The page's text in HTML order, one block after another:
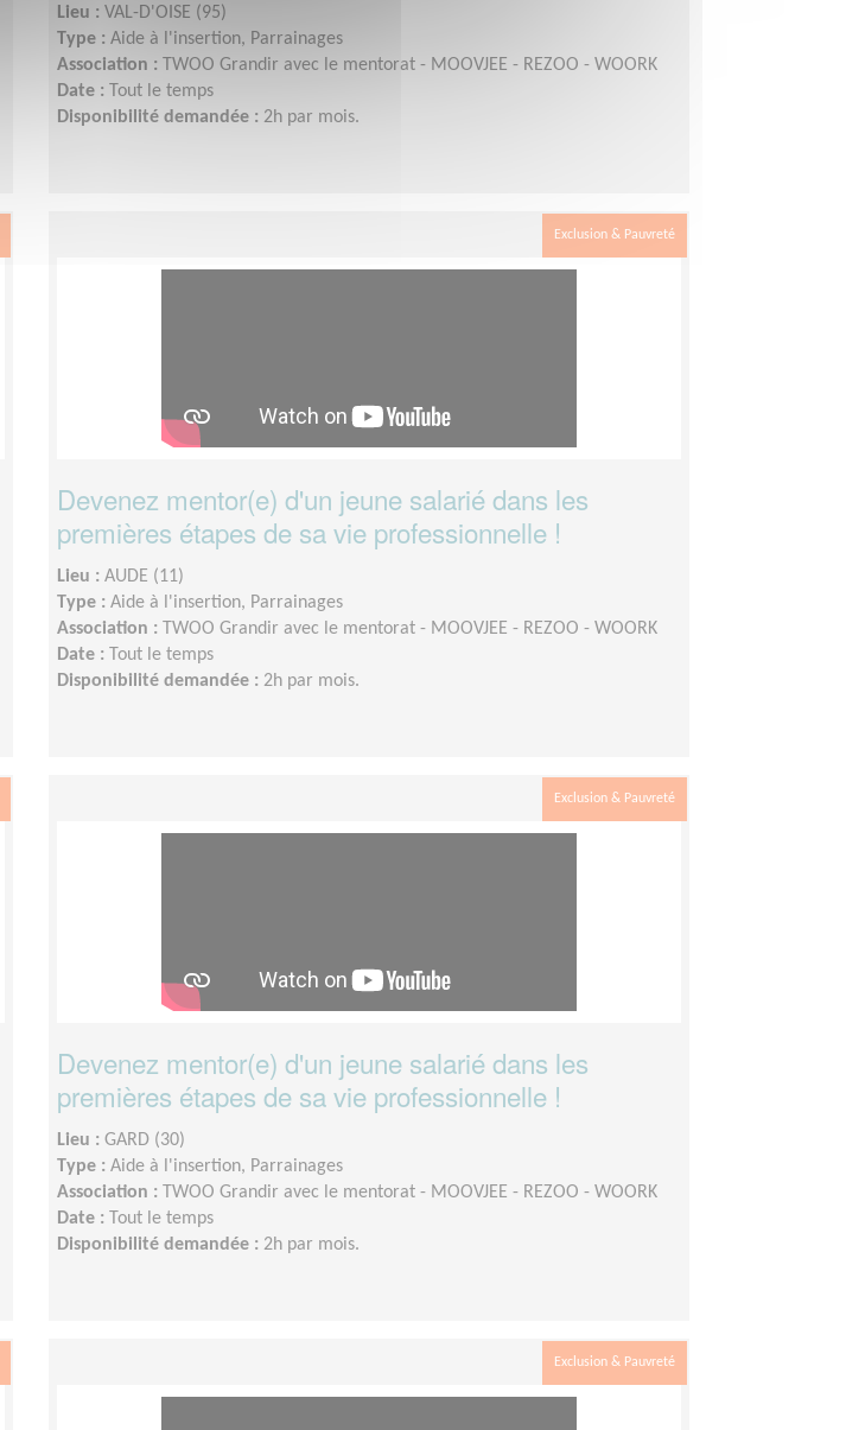
Lieu : VAL-D'OISE (95)
Type : Aide à l'insertion, Parrainages
Association :
TWOO Grandir avec le mentorat - MOOVJEE - REZOO - WOORK
Date :
Tout le temps
Disponibilité demandée : 2h par mois.
Exclusion & Pauvreté
Devenez mentor(e) d'un jeune salarié dans les
premières étapes de sa vie professionnelle !
Lieu : AUDE (11)
Type : Aide à l'insertion, Parrainages
Association :
TWOO Grandir avec le mentorat - MOOVJEE - REZOO - WOORK
Date :
Tout le temps
Disponibilité demandée : 2h par mois.
Exclusion & Pauvreté
Devenez mentor(e) d'un jeune salarié dans les
premières étapes de sa vie professionnelle !
Lieu : GARD (30)
Type : Aide à l'insertion, Parrainages
Association :
TWOO Grandir avec le mentorat - MOOVJEE - REZOO - WOORK
Date :
Tout le temps
Disponibilité demandée : 2h par mois.
Exclusion & Pauvreté